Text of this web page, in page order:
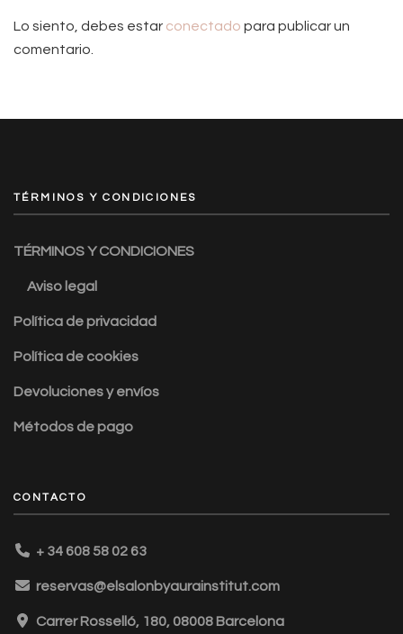
Lo siento, debes estar conectado para publicar un
comentario.
TÉRMINOS Y CONDICIONES
TÉRMINOS Y CONDICIONES
Aviso legal
Política de privacidad
Política de cookies
Devoluciones y envíos
Métodos de pago
CONTACTO
+ 34 608 58 02 63
reservas@elsalonbyaurainstitut.com
Carrer Rosselló, 180, 08008 Barcelona